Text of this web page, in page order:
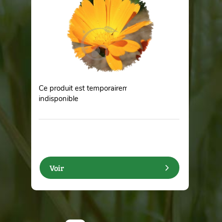
Ce produit est temporairement
indisponible
Voir